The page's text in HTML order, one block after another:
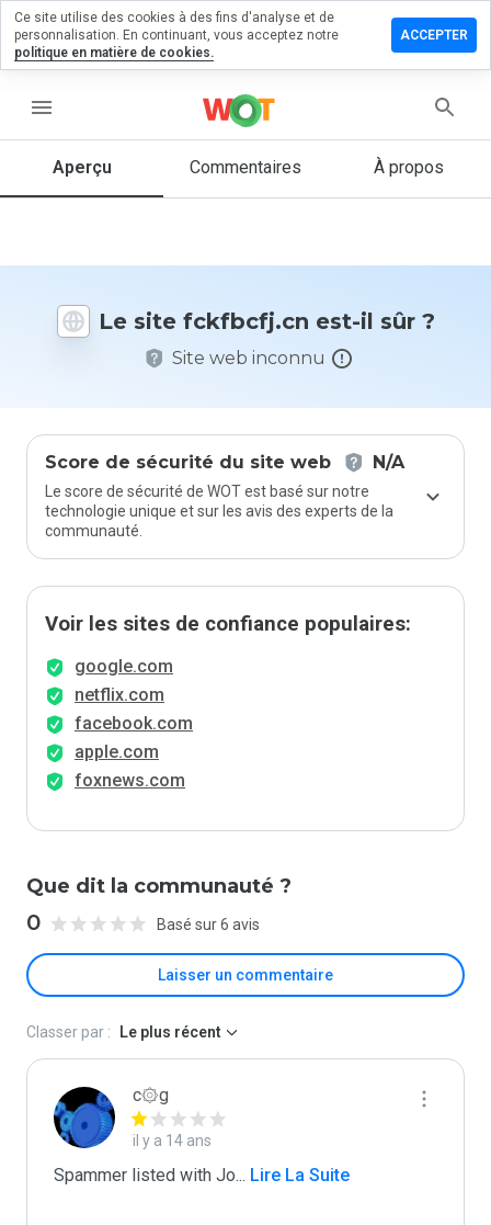
menu
Aperçu Commentaires À propos
Le site fckfbcfj.cn est-il sûr ?
Site web inconnu
Score de sécurité du site web N/A
Le score de sécurité de WOT est basé sur notre
technologie unique et sur les avis des experts de la
communauté.
Voir les sites de confiance populaires:
google.com
netflix.com
facebook.com
apple.com
foxnews.com
Que dit la communauté ?
0 Basé sur 6 avis
Laisser un commentaire
un
1 et 5
vous à ce
Classer par : Le plus récent
c۞g
il y a 14 ans
Spammer listed with Jo... Lire La Suite
Ce site utilise des cookies à des fins d'analyse et de
personnalisation. En continuant, vous acceptez notre
politique en matière de cookies.
ACCEPTER